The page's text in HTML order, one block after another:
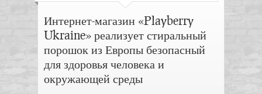
Интернет-магазин «Playberry
Ukraine» реализует стиральный
порошок из Европы безопасный
для здоровья человека и
окружающей среды